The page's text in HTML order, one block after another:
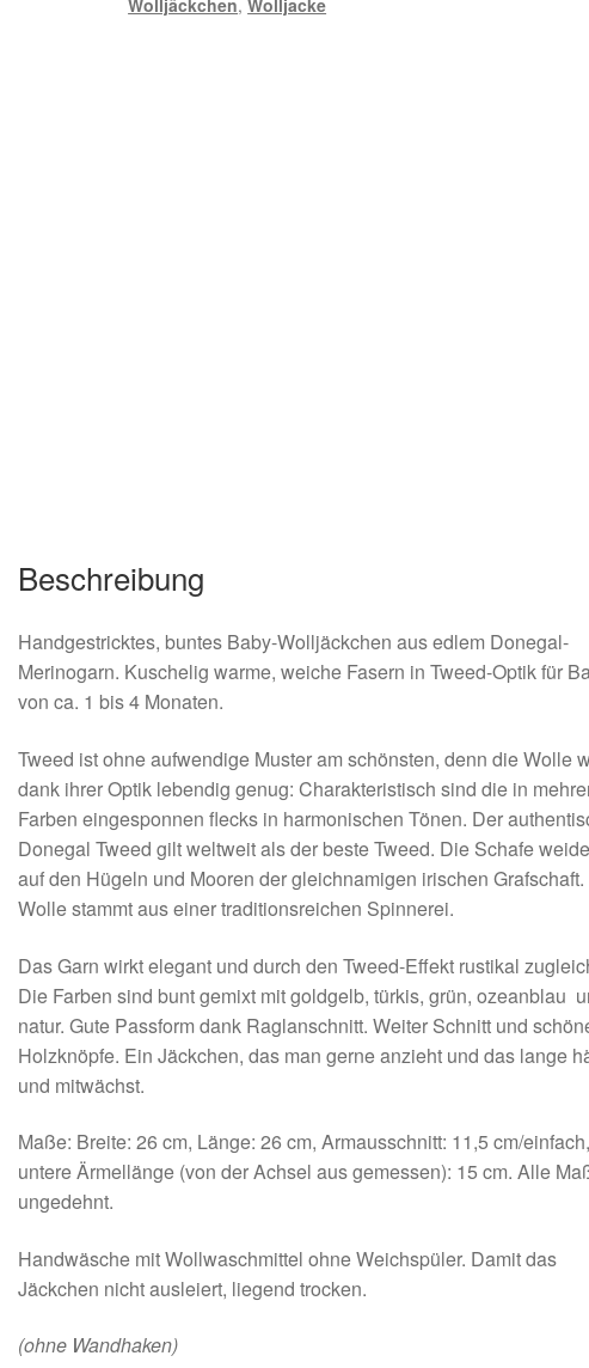
Wolljäckchen,Wolljacke
Beschreibung
Handgestricktes, buntes Baby-Wolljäckchen aus edlem Donegal-
Merinogarn. Kuschelig warme, weiche Fasern in Tweed-Optik für
von ca. 1 bis 4 Monaten.
Tweed ist ohne aufwendige Muster am schönsten, denn die Wolle
dank ihrer Optik lebendig genug: Charakteristisch sind die in
Farben eingesponnen flecks in harmonischen Tönen. Der
Donegal Tweed gilt weltweit als der beste Tweed. Die Schafe
auf den Hügeln und Mooren der gleichnamigen irischen
Wolle stammt aus einer traditionsreichen Spinnerei.
Das Garn wirkt elegant und durch den Tweed-Effekt rustikal
Die Farben sind bunt gemixt mit goldgelb, türkis, grün, ozeanblau
natur. Gute Passform dank Raglanschnitt. Weiter Schnitt und
Holzknöpfe. Ein Jäckchen, das man gerne anzieht und das lange
und mitwächst.
Maße: Breite: 26 cm, Länge: 26 cm, Armausschnitt: 11,5 cm/einfach,
untere Ärmellänge (von der Achsel aus gemessen): 15 cm. Alle
ungedehnt.
Handwäsche mit Wollwaschmittel ohne Weichspüler. Damit das
Jäckchen nicht ausleiert, liegend trocken.
(ohne Wandhaken)